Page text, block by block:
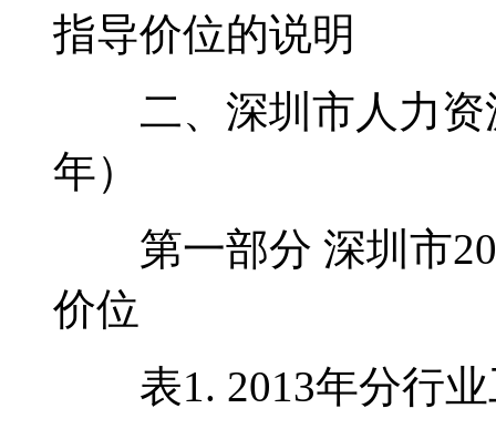
指导价位的说明
二、深圳市人力资
年）
第一部分 深圳市
价位
表1. 2013年分行业